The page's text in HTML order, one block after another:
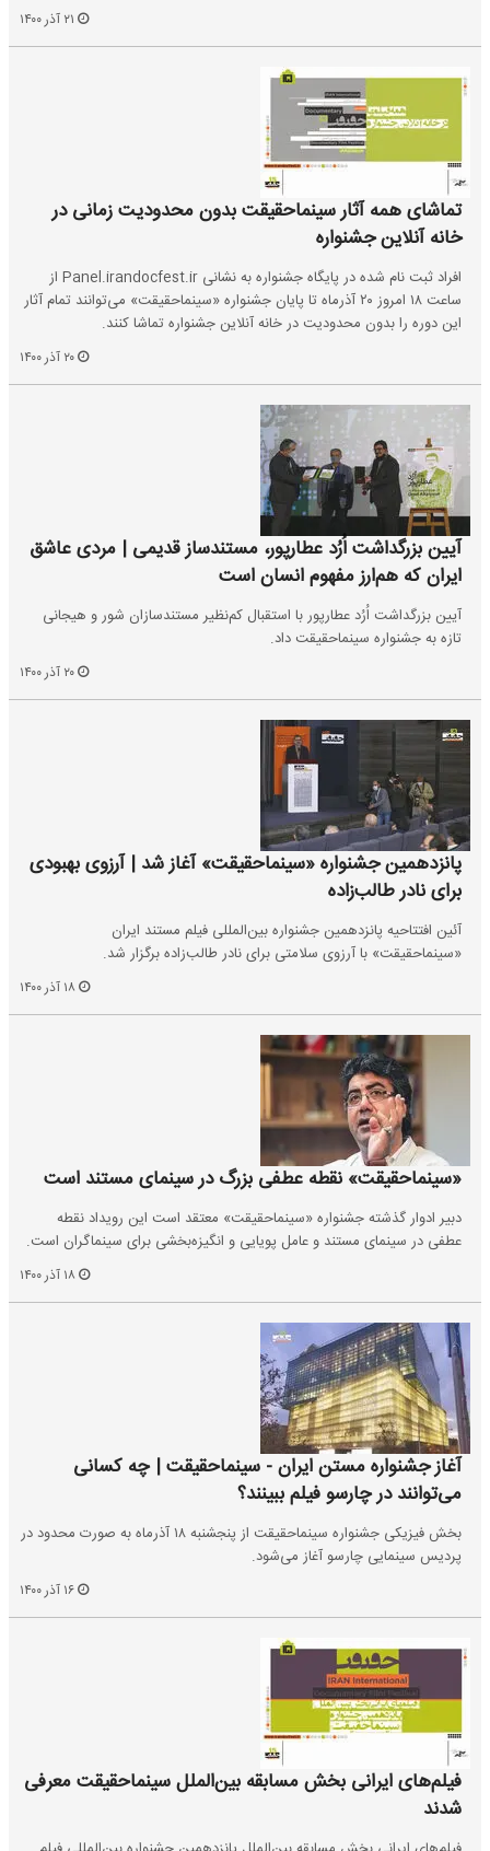
تماشای همه آثار سینماحقیقت بدون محدودیت زمانی در
خانه آنلاین جشنواره
افراد ثبت نام شده در پایگاه جشنواره به نشانی Panel.irandocfest.ir از
ساعت ۱۸ امروز ۲۰ آذرماه تا پایان جشنواره «سینماحقیقت» می‌توانند تمام آثار
این دوره را بدون محدودیت در خانه آنلاین جشنواره تماشا کنند.
آیین بزرگداشت اُرُد عطارپور، مستندساز قدیمی | مردی عاشق
ایران که هم‌ارز مفهوم انسان است
آیین بزرگداشت اُرُد عطارپور با استقبال کم‌نظیر مستندسازان شور و هیجانی
تازه به جشنواره سینماحقیقت داد.
پانزدهمین جشنواره «سینماحقیقت» آغاز شد | آرزوی بهبودی
برای نادر طالب‌زاده
آئین افتتاحیه پانزدهمین جشنواره بین‌المللی فیلم مستند ایران
«سینماحقیقت» با آرزوی سلامتی برای نادر طالب‌زاده برگزار شد.
«سینماحقیقت» نقطه عطفی بزرگ در سینمای مستند است
دبیر ادوار گذشته جشنواره «سینماحقیقت» معتقد است این رویداد نقطه
عطفی در سینمای مستند و عامل پویایی و انگیزه‌بخشی برای سینماگران است.
آغاز جشنواره مستن ایران - سینماحقیقت | چه کسانی
می‌توانند در چارسو فیلم ببینند؟
بخش فیزیکی جشنواره سینماحقیقت از پنجشنبه ۱۸ آذرماه به صورت محدود در
پردیس سینمایی چارسو آغاز می‌شود.
فیلم‌های ایرانی بخش مسابقه بین‌الملل سینماحقیقت معرفی
شدند